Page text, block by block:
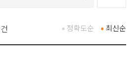
건 최신순
정확도순